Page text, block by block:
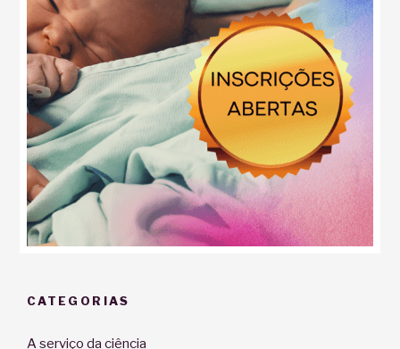
CATEGORIAS
A serviço da ciência